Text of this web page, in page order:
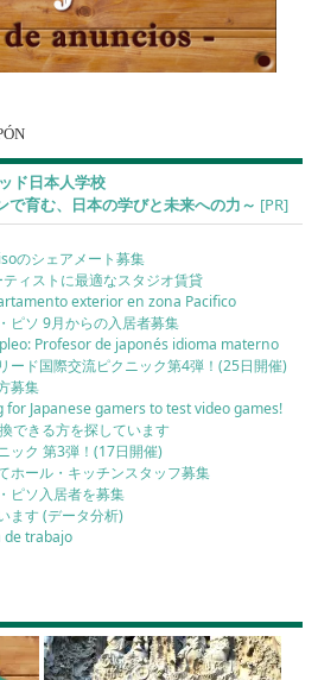
ド日本人学校
で育む、日本の学びと未来への力～ [PR]
のシェアメート募集
ィストに最適なスタジオ賃貸
exterior en zona Pacifico
ピソ 9月からの入居者募集
Profesor de japonés idioma materno
ード国際交流ピクニック第4弾！(25日開催)
募集
for Japanese gamers to test video games!
できる方を探しています
ック 第3弾！(17日開催)
ホール・キッチンスタッフ募集
ピソ入居者を募集
ます (データ分析)
de trabajo